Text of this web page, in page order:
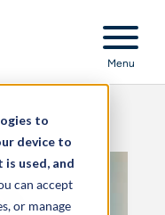
to
device to
used, and
can accept
or manage
Menu